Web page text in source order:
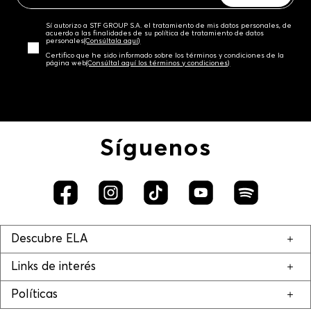
Sí autorizo a STF GROUP S.A. el tratamiento de mis datos personales, de
acuerdo a las finalidades de su política de tratamiento de datos
personales‎(Consúltala aquí)
Certifico que he sido informado sobre los términos y condiciones de la
página web‎(Consúltal aquí los términos y condiciones)
Síguenos
Descubre ELA
Links de interés
Políticas